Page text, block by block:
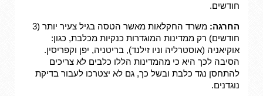
חודשים.
החרגה:
משרד החקלאות מאשר הטסה בגיל צעיר יותר (3
חודשים) רק ממדינות המוגדרות כנקיות מכלבת, כגון:
אוקיאניה (אוסטרליה וניו זילנד), בריטניה, יפן וקפריסין.
הסיבה לכך היא כי מהמדינות הללו כלבים לא צריכים
להתחסן נגד כלבת ובשל כך, גם לא יצטרכו לעבור בדיקת
נוגדנים.